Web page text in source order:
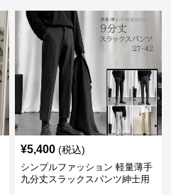
¥5,400 (税込)
シンプルファッション 軽量薄手
九分丈スラックスパンツ紳士用